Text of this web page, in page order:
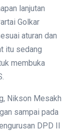
lanjutan
Golkar
aturan dan
itu sedang
membuka
Nikson Mesakh
sampai pada
DPD II